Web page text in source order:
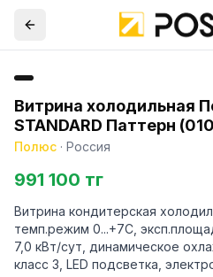
Витрина холодильная
STANDARD Паттерн
Полюс · Россия
991 100 тг
Витрина кондитерская
темп.режим 0...+7С,
7,0 кВт/сут, динамическое
класс 3, LED подсветка,